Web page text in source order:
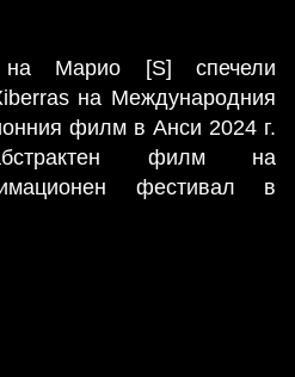
Марио [S] спечели
на Международния
филм в Анси 2024 г.
филм на
фестивал в